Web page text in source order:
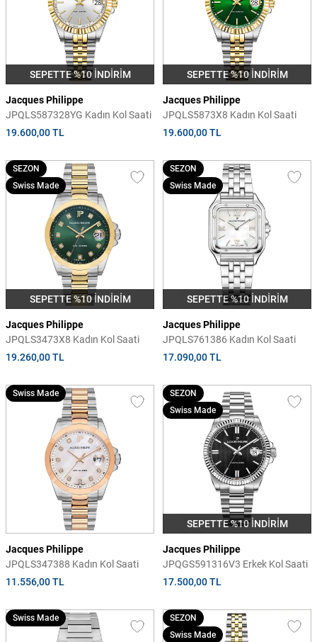
SEPETTE %10 İNDİRİM
Jacques Philippe
JPQLS587328YG Kadın Kol Saati
19.600,00 TL
SEPETTE %10 İNDİRİM
Jacques Philippe
JPQLS5873X8 Kadın Kol Saati
19.600,00 TL
SEPETTE %10 İNDİRİM
SEZON
Swiss Made
Jacques Philippe
JPQLS3473X8 Kadın Kol Saati
19.260,00 TL
SEPETTE %10 İNDİRİM
SEZON
Swiss Made
Jacques Philippe
JPQLS761386 Kadın Kol Saati
17.090,00 TL
Swiss Made
Jacques Philippe
JPQLS347388 Kadın Kol Saati
11.556,00 TL
SEPETTE %10 İNDİRİM
SEZON
Swiss Made
Jacques Philippe
JPQGS591316V3 Erkek Kol Saati
17.500,00 TL
Swiss Made
SEZON
Swiss Made